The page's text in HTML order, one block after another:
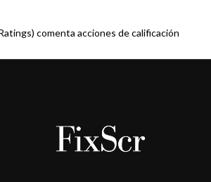
comenta acciones de calificación
comenta acciones de calificación
comenta acciones de calificación